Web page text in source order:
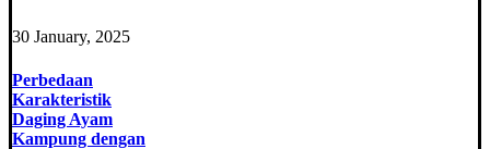
30 January, 2025
Perbedaan
Karakteristik
Daging Ayam
Kampung dengan